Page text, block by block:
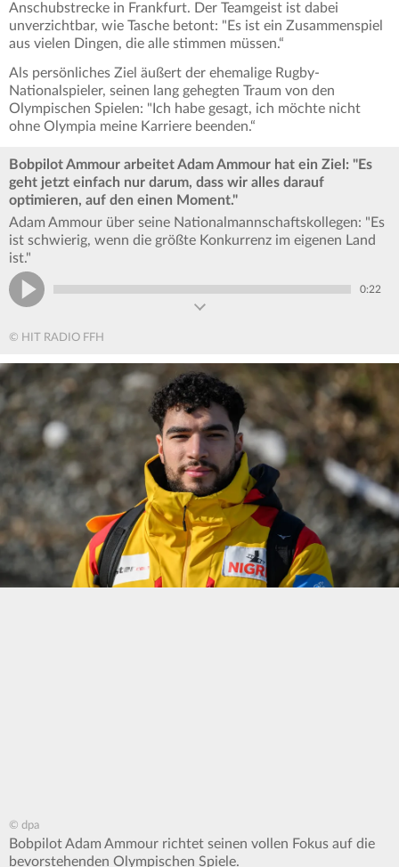
Anschubstrecke in Frankfurt. Der Teamgeist ist dabei
unverzichtbar, wie Tasche betont: "Es ist ein Zusammenspiel
aus vielen Dingen, die alle stimmen müssen.“
Als persönliches Ziel äußert der ehemalige Rugby-
Nationalspieler, seinen lang gehegten Traum von den
Olympischen Spielen: "Ich habe gesagt, ich möchte nicht
ohne Olympia meine Karriere beenden.“
Bobpilot Ammour arbeitet Adam Ammour hat ein Ziel: "Es
geht jetzt einfach nur darum, dass wir alles darauf
optimieren, auf den einen Moment."
Adam Ammour über seine Nationalmannschaftskollegen: "Es
ist schwierig, wenn die größte Konkurrenz im eigenen Land
ist."
0:22
© HIT RADIO FFH
© dpa
Bobpilot Adam Ammour richtet seinen vollen Fokus auf die
bevorstehenden Olympischen Spiele.